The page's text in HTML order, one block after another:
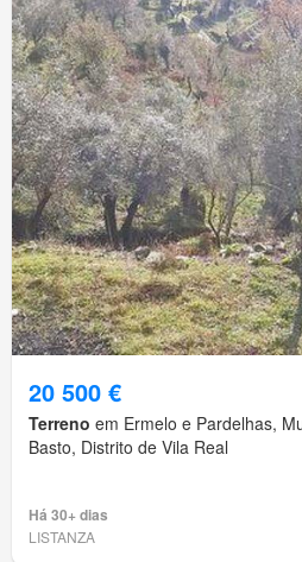
20 500 €
Terreno em Ermelo e Pardelhas,
Basto, Distrito de Vila Real
Há 30+ dias
LISTANZA